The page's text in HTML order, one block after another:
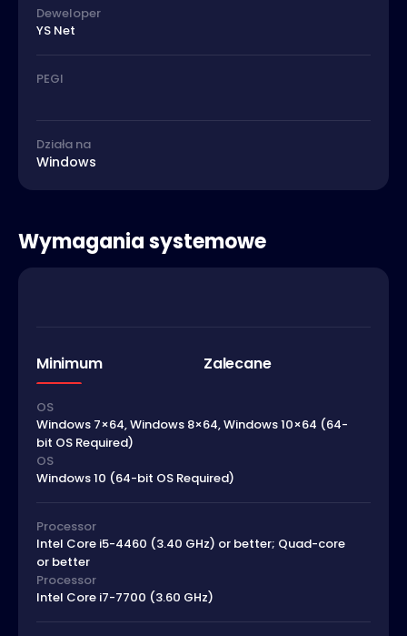
Deweloper
YS Net
PEGI
Działa na
Windows
Wymagania systemowe
Minimum Zalecane
OS
Windows 7×64, Windows 8×64, Windows 10×64 (64-
bit OS Required)
OS
Windows 10 (64-bit OS Required)
Processor
Intel Core i5-4460 (3.40 GHz) or better; Quad-core
or better
Processor
Intel Core i7-7700 (3.60 GHz)